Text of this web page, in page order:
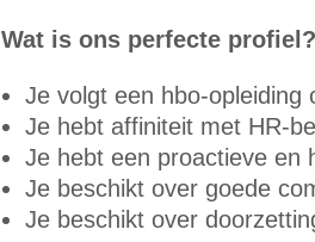
Wat is ons perfecte profiel?
Je volgt een hbo-opleiding
Je hebt affiniteit met HR-
Je hebt een proactieve en
Je beschikt over goede
Je beschikt over